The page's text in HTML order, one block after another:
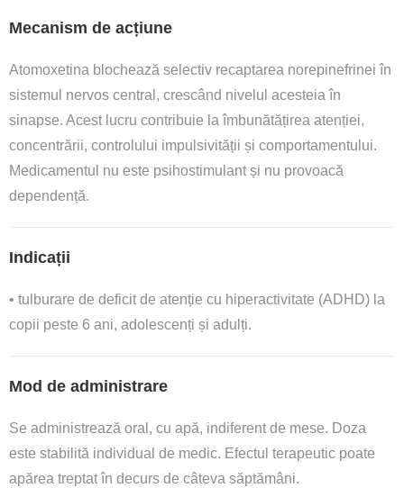
Mecanism de acțiune
Atomoxetina blochează selectiv recaptarea norepinefrinei în
sistemul nervos central, crescând nivelul acesteia în
sinapse. Acest lucru contribuie la îmbunătățirea atenției,
concentrării, controlului impulsivității și comportamentului.
Medicamentul nu este psihostimulant și nu provoacă
dependență.
Indicații
• tulburare de deficit de atenție cu hiperactivitate (ADHD) la
copii peste 6 ani, adolescenți și adulți.
Mod de administrare
Se administrează oral, cu apă, indiferent de mese. Doza
este stabilită individual de medic. Efectul terapeutic poate
apărea treptat în decurs de câteva săptămâni.